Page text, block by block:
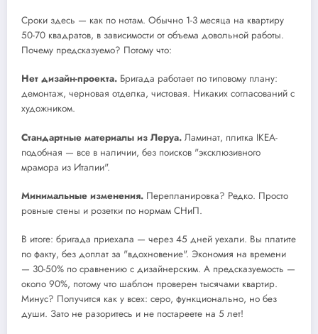
Сроки здесь — как по нотам. Обычно 1-3 месяца на квартиру
50-70 квадратов, в зависимости от объема довольной работы.
Почему предсказуемо? Потому что:
Нет дизайн-проекта. Бригада работает по типовому плану:
демонтаж, черновая отделка, чистовая. Никаких согласований с
художником.
Стандартные материалы из Леруа. Ламинат, плитка IKEA-
подобная — все в наличии, без поисков "эксклюзивного
мрамора из Италии".
Минимальные изменения. Перепланировка? Редко. Просто
ровные стены и розетки по нормам СНиП.
В итоге: бригада приехала — через 45 дней уехали. Вы платите
по факту, без доплат за "вдохновение". Экономия на времени
— 30-50% по сравнению с дизайнерским. А предсказуемость —
около 90%, потому что шаблон проверен тысячами квартир.
Минус? Получится как у всех: серо, функционально, но без
души. Зато не разоритесь и не постареете на 5 лет!